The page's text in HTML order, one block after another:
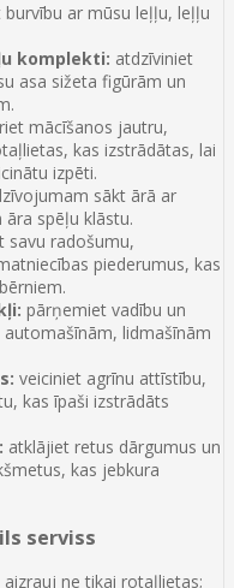
burvību ar mūsu leļļu, leļļu
komplekti: atdzīviniet
asa sižeta figūrām un
mācīšanos jautru,
kas izstrādātas, lai
izpēti.
sākt ārā ar
spēļu klāstu.
savu radošumu,
piederumus, kas
pārņemiet vadību un
lidmašīnām
veiciniet agrīnu attīstību,
kas īpaši izstrādāts
atklājiet retus dārgumus un
kas jebkura
serviss
ne tikai rotaļlietas;